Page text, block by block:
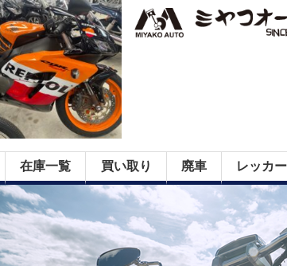
在庫一覧 買い取り 廃車 レッカー